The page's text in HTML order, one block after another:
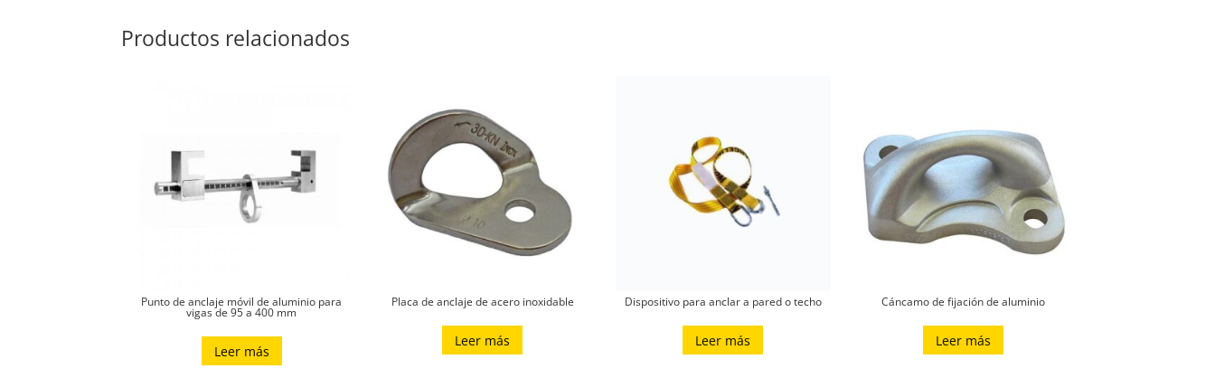
Productos relacionados
Punto de anclaje móvil de aluminio para
vigas de 95 a 400 mm
Leer más
Placa de anclaje de acero inoxidable
Leer más
Dispositivo para anclar a pared o techo
Leer más
Cáncamo de fijación de aluminio
Leer más